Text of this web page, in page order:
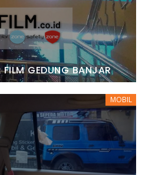
GEDUNG BANJAR
MOBIL